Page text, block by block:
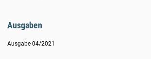
Ausgaben
Ausgabe 04/2021